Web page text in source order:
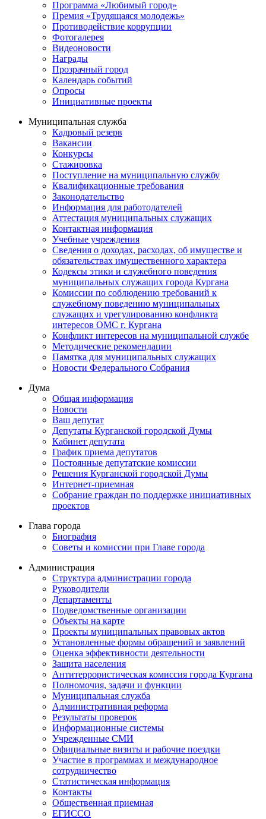
Программа «Любимый город»
Премия «Трудящаяся молодежь»
Противодействие коррупции
Фотогалерея
Видеоновости
Награды
Прозрачный город
Календарь событий
Опросы
Инициативные проекты
Муниципальная служба
Кадровый резерв
Вакансии
Конкурсы
Стажировка
Поступление на муниципальную службу
Квалификационные требования
Законодательство
Информация для работодателей
Аттестация муниципальных служащих
Контактная информация
Учебные учреждения
Сведения о доходах, расходах, об имуществе и
обязательствах имущественного характера
Кодексы этики и служебного поведения
муниципальных служащих города Кургана
Комиссии по соблюдению требований к
служебному поведению муниципальных
служащих и урегулированию конфликта
интересов ОМС г. Кургана
Конфликт интересов на муниципальной службе
Методические рекомендации
Памятка для муниципальных служащих
Новости Федерального Cобрания
Дума
Общая информация
Новости
Ваш депутат
Депутаты Курганской городской Думы
Кабинет депутата
График приема депутатов
Постоянные депутатские комиссии
Решения Курганской городской Думы
Интернет-приемная
Собрание граждан по поддержке инициативных
проектов
Глава города
Биография
Советы и комиссии при Главе города
Администрация
Структура администрации города
Руководители
Департаменты
Подведомственные организации
Объекты на карте
Проекты муниципальных правовых актов
Установленные формы обращений и заявлений
Оценка эффективности деятельности
Защита населения
Антитеррористическая комиссия города Кургана
Полномочия, задачи и функции
Муниципальная служба
Административная реформа
Результаты проверок
Информационные системы
Учрежденные СМИ
Официальные визиты и рабочие поездки
Участие в программах и международное
сотрудничество
Статистическая информация
Контакты
Общественная приемная
ЕГИССО